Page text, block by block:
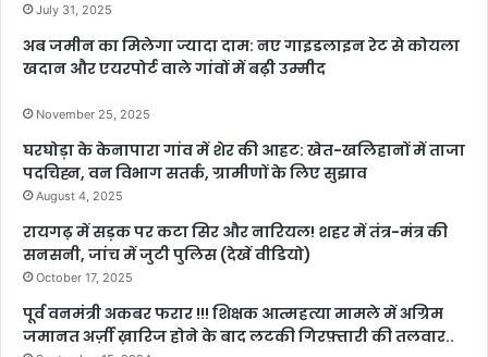
July 31, 2025
अब जमीन का मिलेगा ज्यादा दाम: नए गाइडलाइन रेट से कोयला
खदान और एयरपोर्ट वाले गांवों में बढ़ी उम्मीद
November 25, 2025
घरघोड़ा के केनापारा गांव में शेर की आहट: खेत-खलिहानों में ताजा
पदचिह्न, वन विभाग सतर्क, ग्रामीणों के लिए सुझाव
August 4, 2025
रायगढ़ में सड़क पर कटा सिर और नारियल! शहर में तंत्र-मंत्र की
सनसनी, जांच में जुटी पुलिस (देखें वीडियो)
October 17, 2025
पूर्व वनमंत्री अकबर फरार !!! शिक्षक आत्महत्या मामले में अग्रिम
जमानत अर्ज़ी ख़ारिज होने के बाद लटकी गिरफ़्तारी की तलवार..